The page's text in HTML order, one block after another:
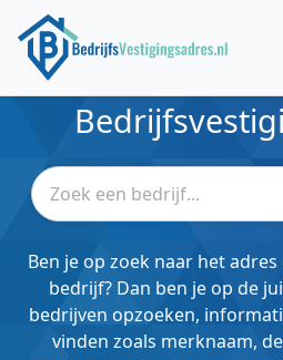
Ben je op zoek naar het
bedrijf? Dan ben je op de
bedrijven opzoeken,
vinden zoals merknaam,